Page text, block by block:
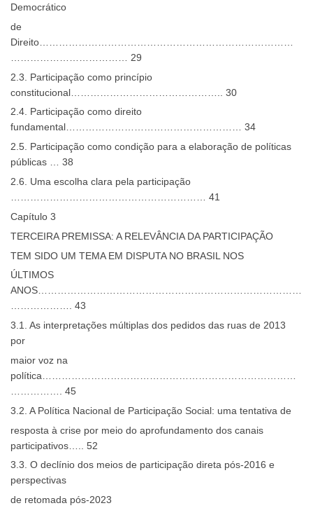
Democrático
de
Direito……………………………………………………………………
……………………………… 29
2.3. Participação como princípio
constitucional……………………………………….. 30
2.4. Participação como direito
fundamental……………………………………………… 34
2.5. Participação como condição para a elaboração de políticas
públicas … 38
2.6. Uma escolha clara pela participação
…………………………………………………… 41
Capítulo 3
TERCEIRA PREMISSA: A RELEVÂNCIA DA PARTICIPAÇÃO
TEM SIDO UM TEMA EM DISPUTA NO BRASIL NOS
ÚLTIMOS
ANOS………………………………………………………………………
………………. 43
3.1. As interpretações múltiplas dos pedidos das ruas de 2013
por
maior voz na
política……………………………………………………………………
……………. 45
3.2. A Política Nacional de Participação Social: uma tentativa de
resposta à crise por meio do aprofundamento dos canais
participativos….. 52
3.3. O declínio dos meios de participação direta pós-2016 e
perspectivas
de retomada pós-2023